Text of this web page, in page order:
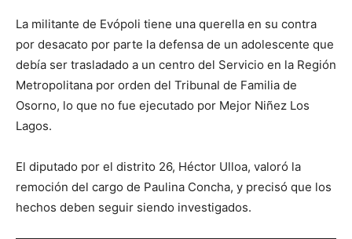
La militante de Evópoli tiene una querella en su contra
por desacato por parte la defensa de un adolescente que
debía ser trasladado a un centro del Servicio en la Región
Metropolitana por orden del Tribunal de Familia de
Osorno, lo que no fue ejecutado por Mejor Niñez Los
Lagos.
El diputado por el distrito 26, Héctor Ulloa, valoró la
remoción del cargo de Paulina Concha, y precisó que los
hechos deben seguir siendo investigados.